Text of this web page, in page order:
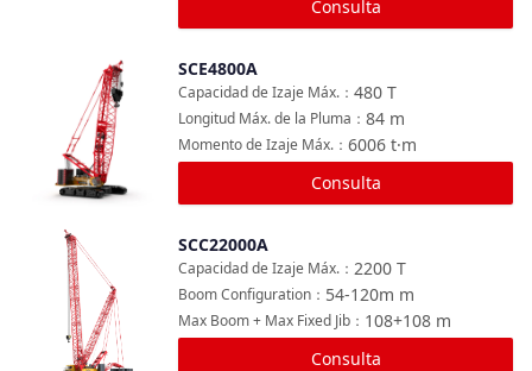
Consulta
Comparar
SCE4800A
480 T
Capacidad de Izaje Máx. ：
84 m
Longitud Máx. de la Pluma ：
6006 t·m
Momento de Izaje Máx. ：
Consulta
Comparar
SCC22000A
2200 T
Capacidad de Izaje Máx. ：
54-120m m
Boom Configuration ：
108+108 m
Max Boom + Max Fixed Jib ：
Consulta